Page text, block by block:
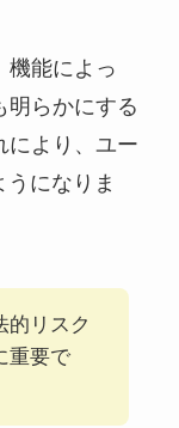
機能によっ
明らかにする
により、ユー
になりま
的リスク
重要で